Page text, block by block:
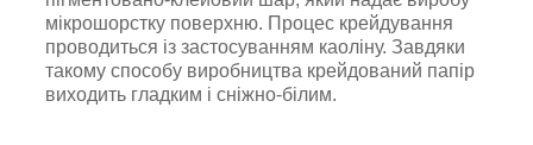
мікрошорстку поверхню. Процес крейдування
проводиться із застосуванням каоліну. Завдяки
такому способу виробництва крейдований папір
виходить гладким і сніжно-білим.